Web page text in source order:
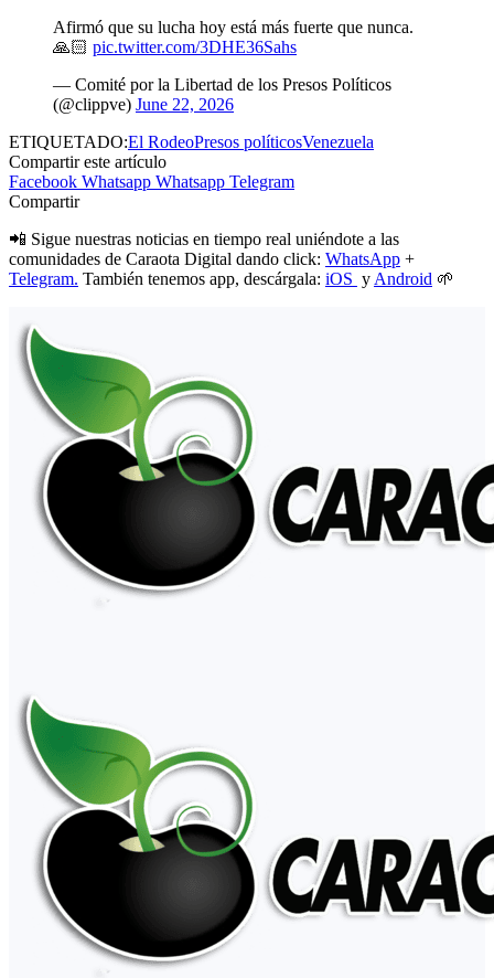
Afirmó que su lucha hoy está más fuerte que nunca.
🙏🏻 pic.twitter.com/3DHE36Sahs
— Comité por la Libertad de los Presos Políticos
(@clippve) June 22, 2026
ETIQUETADO:El RodeoPresos políticosVenezuela
Compartir este artículo
Facebook Whatsapp Whatsapp Telegram
Compartir
📲 Sigue nuestras noticias en tiempo real uniéndote a las
comunidades de Caraota Digital dando click: WhatsApp +
Telegram. También tenemos app, descárgala: iOS y Android 🌱